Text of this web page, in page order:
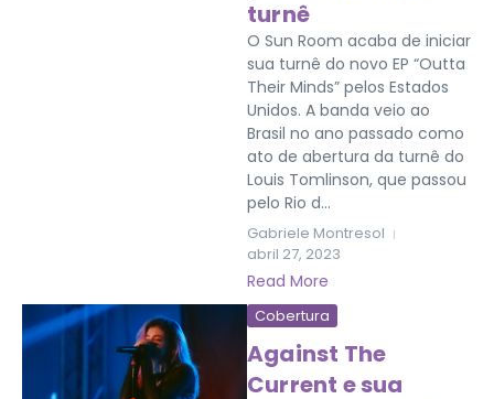
turnê
O Sun Room acaba de iniciar
sua turnê do novo EP “Outta
Their Minds” pelos Estados
Unidos. A banda veio ao
Brasil no ano passado como
ato de abertura da turnê do
Louis Tomlinson, que passou
pelo Rio d...
Gabriele Montresol
abril 27, 2023
Read More
Cobertura
Against The
Current e sua